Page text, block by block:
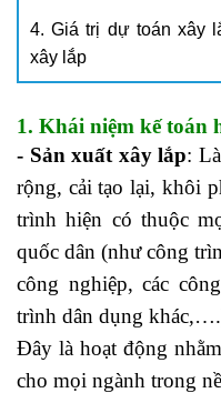
4. Giá trị dự toán xây
xây lắp
1. Khái niệm kế toán
- Sản xuất xây lắp:
rộng, cải tạo lại, khôi
trình hiện có thuộc
quốc dân (như công
công nghiệp, các
trình dân dụng
Đây là hoạt động
cho mọi ngành trong